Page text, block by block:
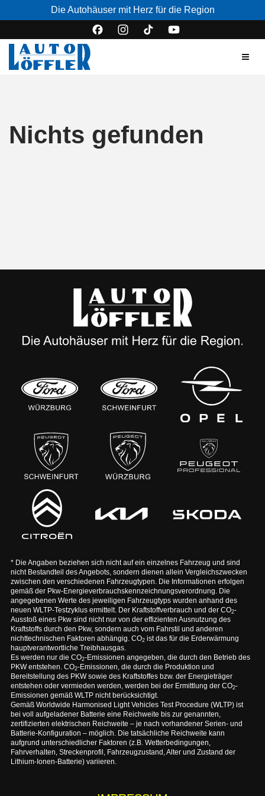
Die Autohäuser mit Herz für die Region
Nichts gefunden
* Die Angaben beziehen sich nicht auf ein einzelnes Fahrzeug und sind
nicht Bestandteil des Angebots, sondern dienen allein Vergleichszwecken
zwischen den verschiedenen Fahrzeugtypen. Die Informationen erfolgen
gemäß der Pkw-Energieverbrauchskennzeichnungsverordnung. Die
angegebenen Werte des jeweiligen Fahrzeugtyps wurden anhand des
neuen WLTP-Testzyklus ermittelt. Der Kraftstoffverbrauch und der CO2-
Ausstoß eines Pkw sind nicht nur von der effizienten Ausnutzung des
Kraftstoffs durch den Pkw, sondern auch vom Fahrstil und anderen
nichttechnischen Faktoren abhängig. CO2ist das für die Erderwärmung
hauptverantwortliche Treibhausgas.
Es werden nur die CO2-Emissionen angegeben, die durch den Betrieb des
PKW entstehen. CO2-Emissionen, die durch die Produktion und
Bereitstellung des PKW sowie des Kraftstoffes bzw. der Energieträger
entstehen oder vermieden werden, werden bei der Ermittlung der CO2-
Emissionen gemäß WLTP nicht berücksichtigt.
Gemäß Worldwide Harmonised Light Vehicles Test Procedure (WLTP) ist
bei voll aufgeladener Batterie eine Reichweite bis zur genannten,
zertifizierten elektrischen Reichweite – je nach vorhandener Serien- und
Batterie-Konfiguration – möglich. Die tatsächliche Reichweite kann
aufgrund unterschiedlicher Faktoren (z.B. Wetterbedingungen,
Fahrverhalten, Streckenprofil, Fahrzeugzustand, Alter und Zustand der
Lithium-Ionen-Batterie) variieren.